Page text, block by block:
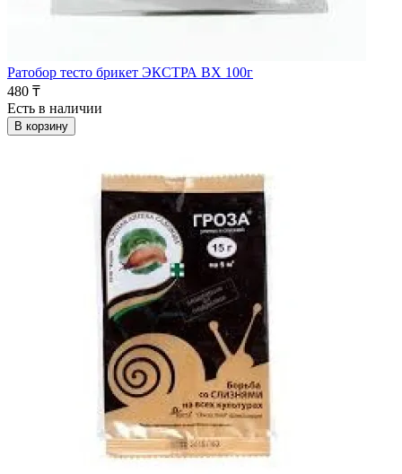
Ратобор тесто брикет ЭКСТРА ВХ 100г
480 ₸
Есть в наличии
В корзину